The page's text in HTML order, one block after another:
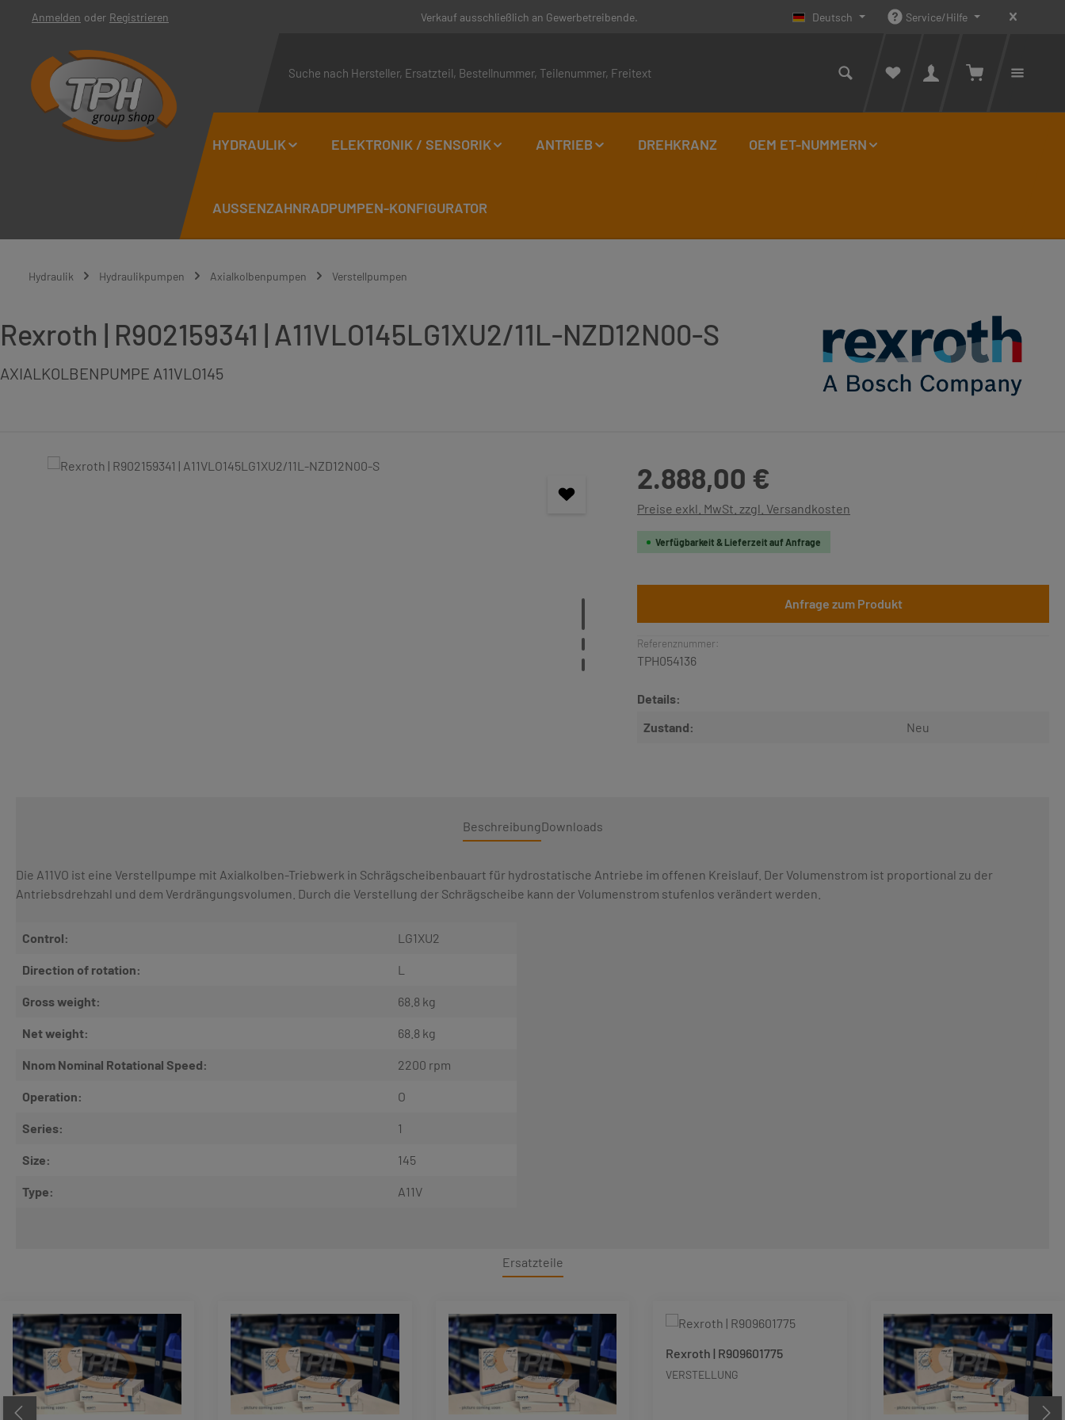
Hauptinhalt springen
Zur Suche springen
Zur Hauptnavigation springen
Anmelden oder Registrieren Verkauf ausschließlich an Gewerbetreibende. Deutsch Service/Hilfe
Du
HYDRAULIK ELEKTRONIK / SENSORIK ANTRIEB DREHKRANZ OEM ET-NUMMERN
AUSSENZAHNRADPUMPEN-KONFIGURATOR
Hydraulik Hydraulikpumpen Axialkolbenpumpen Verstellpumpen
Rexroth | R902159341 | A11VLO145LG1XU2/11L-NZD12N00-S
AXIALKOLBENPUMPE A11VLO145
Bildergalerie überspringen 2.888,00 €
Preise exkl. MwSt. zzgl. Versandkosten
Verfügbarkeit & Lieferzeit auf Anfrage
Anfrage zum Produkt
Referenznummer:
TPH054136
Details:
Zustand:
Neu
BeschreibungDownloads
Die A11VO ist eine Verstellpumpe mit Axialkolben-Triebwerk in Schrägscheibenbauart für hydrostatische Antriebe im offenen Kreislauf. Der Volumenstrom ist proportional zu der
Antriebsdrehzahl und dem Verdrängungsvolumen. Durch die Verstellung der Schrägscheibe kann der Volumenstrom stufenlos verändert werden.
Control: LG1XU2
Direction of rotation: L
Gross weight: 68.8 kg
Net weight: 68.8 kg
Nnom Nominal Rotational Speed: 2200 rpm
Operation: O
Series: 1
Size: 145
Type: A11V
Ersatzteile
Rexroth | R909601775
VERSTELLUNG